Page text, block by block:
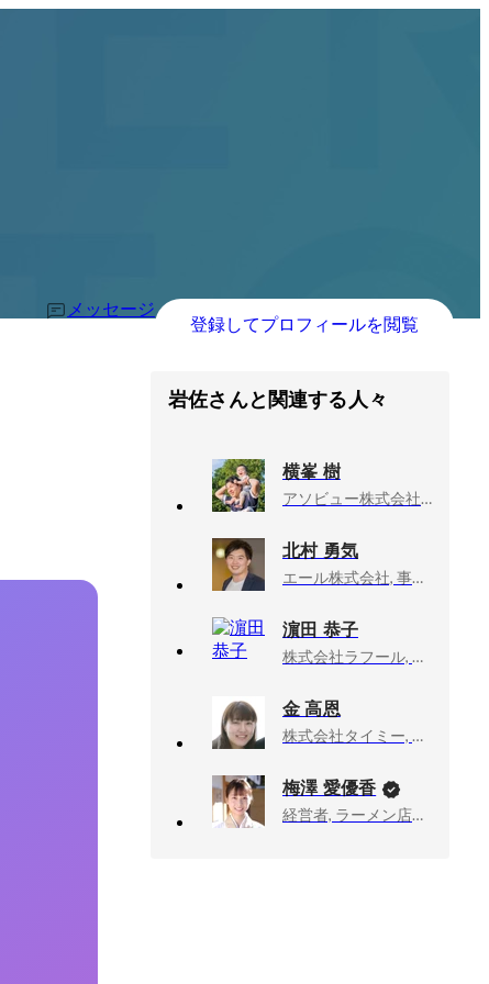
メッセージ
登録してプロフィールを閲覧
岩佐さんと関連する人々
横峯 樹
アソビュー株式会社, 上級執行役員CPO、マーケットプレイスカンパニーCEO
北村 勇気
エール株式会社, 事業開発
濵田 恭子
株式会社ラフール, 採用Gマネージャー
金 高恩
株式会社タイミー, 執行役員事業統括
梅澤 愛優香
経営者, ラーメン店店主